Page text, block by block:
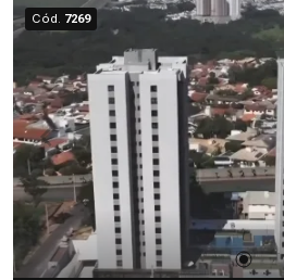
Cód. 7269